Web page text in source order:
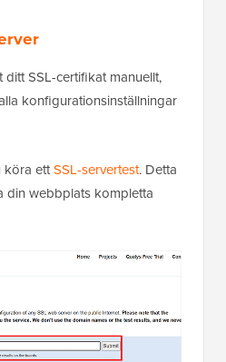
SSL-certifikat manuellt,
konfigurationsinställningar
köra ettSSL-servertest. Detta
din webbplats kompletta